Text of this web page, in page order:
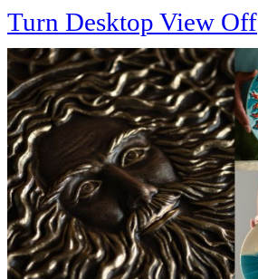
Turn Desktop View Off